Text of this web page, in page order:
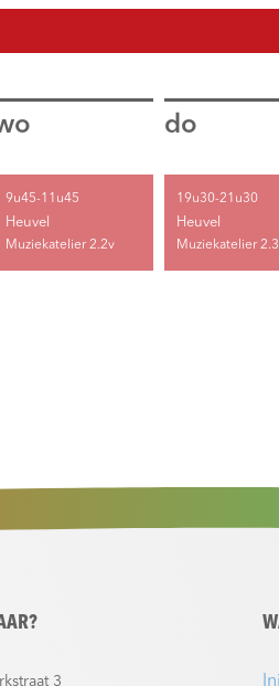
9u45-11u45
Heuvel
Muziekatelier 2.2v
do
19u30-21u30
Heuvel
Muziekatelier
3